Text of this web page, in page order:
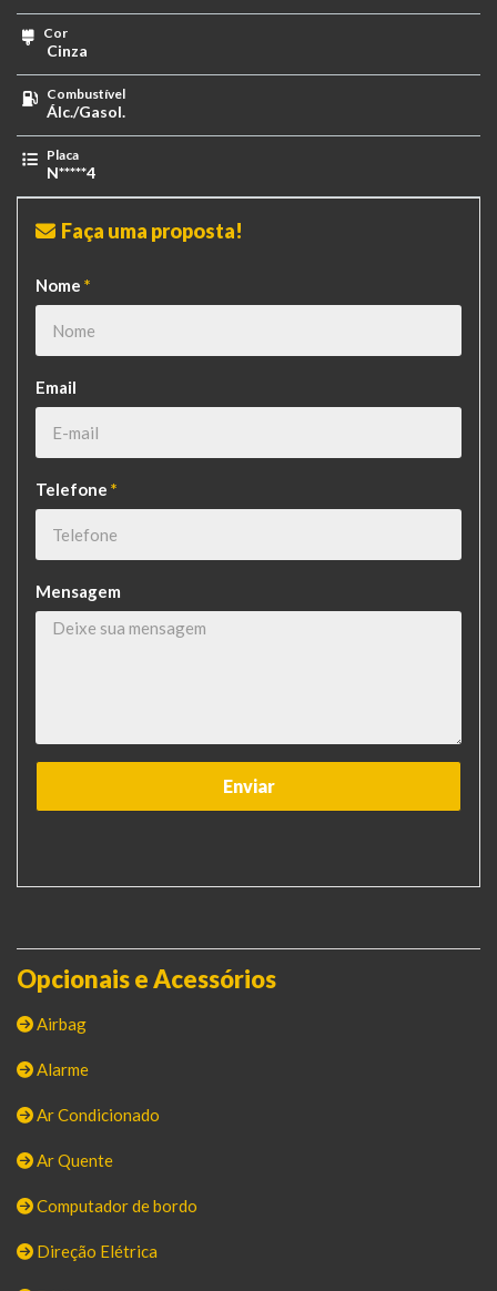
Cor
Cinza
Combustível
Álc./Gasol.
Placa
N*****4
Faça uma proposta!
Nome *
Email
Telefone *
Mensagem
Opcionais e Acessórios
Airbag
Alarme
Ar Condicionado
Ar Quente
Computador de bordo
Direção Elétrica